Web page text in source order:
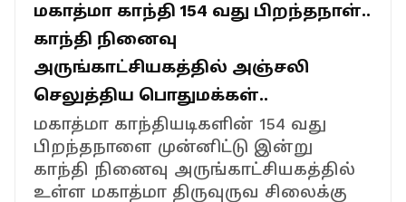
மகாத்மா காந்தி 154 வது பிறந்தநாள்..
காந்தி நினைவு
அருங்காட்சியகத்தில் அஞ்சலி
செலுத்திய பொதுமக்கள்..
மகாத்மா காந்தியடிகளின் 154 வது
பிறந்தநாளை முன்னிட்டு இன்று
காந்தி நினைவு அருங்காட்சியகத்தில்
உள்ள மகாத்மா திருவுருவ சிலைக்கு